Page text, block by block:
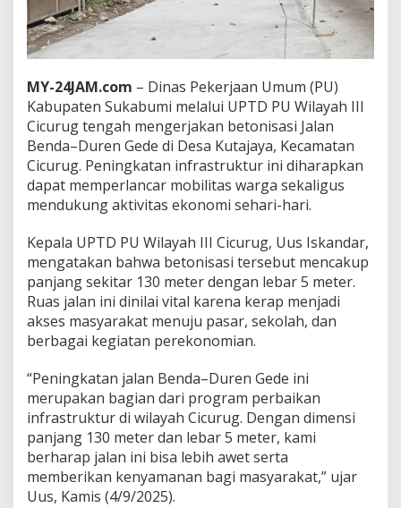
e
o
n
i
s
a
s
i
J
l
a
n
B
e
n
d
a
D
u
r
e
n
G
e
MY-24JAM.com – Dinas Pekerjaan Umum (PU)
Kabupaten Sukabumi melalui UPTD PU Wilayah III
Cicurug tengah mengerjakan betonisasi Jalan
Benda–Duren Gede di Desa Kutajaya, Kecamatan
Cicurug. Peningkatan infrastruktur ini diharapkan
dapat memperlancar mobilitas warga sekaligus
mendukung aktivitas ekonomi sehari-hari.
Kepala UPTD PU Wilayah III Cicurug, Uus Iskandar,
mengatakan bahwa betonisasi tersebut mencakup
panjang sekitar 130 meter dengan lebar 5 meter.
Ruas jalan ini dinilai vital karena kerap menjadi
akses masyarakat menuju pasar, sekolah, dan
berbagai kegiatan perekonomian.
“Peningkatan jalan Benda–Duren Gede ini
merupakan bagian dari program perbaikan
infrastruktur di wilayah Cicurug. Dengan dimensi
panjang 130 meter dan lebar 5 meter, kami
berharap jalan ini bisa lebih awet serta
memberikan kenyamanan bagi masyarakat,” ujar
Uus, Kamis (4/9/2025).